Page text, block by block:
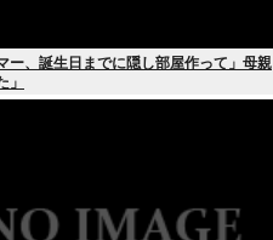
ー、誕生日までに隠し部屋作って」母親
」